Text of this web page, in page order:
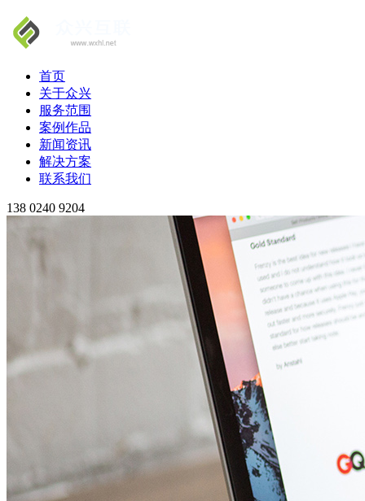
首页
关于众兴
服务范围
案例作品
新闻资讯
解决方案
联系我们
138 0240 9204